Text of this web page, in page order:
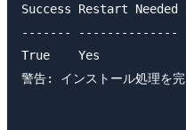
Success Restart
-------
True    Yes
警告: インストール処理を